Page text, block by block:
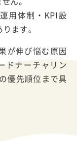
用体制・KPI設
ます。
が伸び悩む原因
ドナーチャリン
優先順位まで具